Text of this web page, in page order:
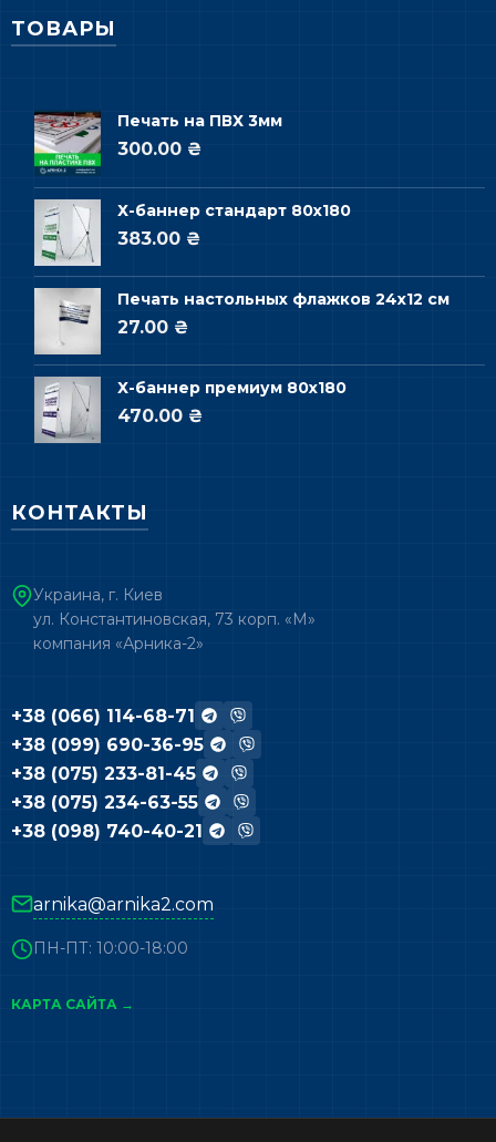
ТОВАРЫ
Печать на ПВХ 3мм
300.00 ₴
Х-баннер стандарт 80х180
383.00 ₴
Печать настольных флажков 24х12 см
27.00 ₴
Х-баннер премиум 80х180
470.00 ₴
КОНТАКТЫ
Украина, г. Киев
ул. Константиновская, 73 корп. «М»
компания «Арника-2»
+38 (066) 114-68-71
+38 (099) 690-36-95
+38 (075) 233-81-45
+38 (075) 234-63-55
+38 (098) 740-40-21
arnika@arnika2.com
ПН-ПТ: 10:00-18:00
КАРТА САЙТА →